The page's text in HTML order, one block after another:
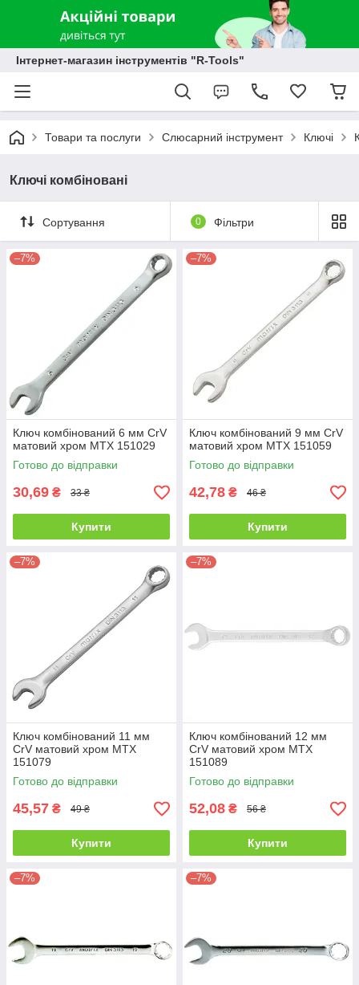
Інтернет-магазин інструментів "R-Tools"
Товари та послуги Слюсарний інструмент Ключі
Ключі комбіновані
Сортування 0 Фільтри
–7%
Ключ комбінований 6 мм CrV
матовий хром MTX 151029
Готово до відправки
30,69 ₴ 33 ₴
Купити
–7%
Ключ комбінований 9 мм CrV
матовий хром MTX 151059
Готово до відправки
42,78 ₴ 46 ₴
Купити
–7%
Ключ комбінований 11 мм
CrV матовий хром MTX
151079
Готово до відправки
45,57 ₴ 49 ₴
Купити
–7%
Ключ комбінований 12 мм
CrV матовий хром MTX
151089
Готово до відправки
52,08 ₴ 56 ₴
Купити
–7% –7%